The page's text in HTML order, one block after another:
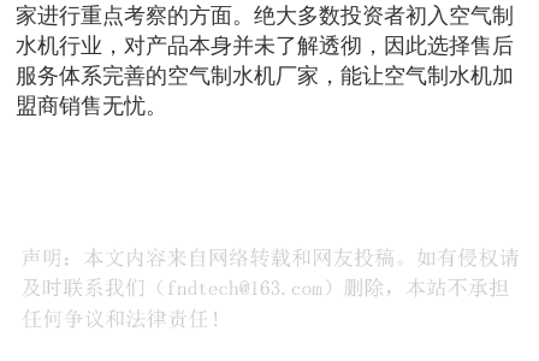
家进行重点考察的方面。绝大多数投资者初入空气制
水机行业，对产品本身并未了解透彻，因此选择售后
服务体系完善的空气制水机厂家，能让空气制水机加
盟商销售无忧。